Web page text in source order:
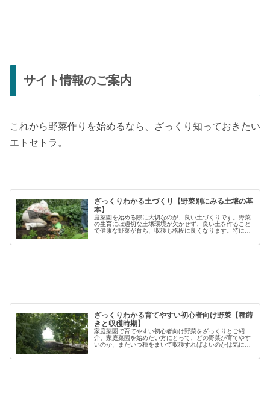
サイト情報のご案内
これから野菜作りを始めるなら、ざっくり知っておきたい
エトセトラ。
ざっくりわかる土づくり【野菜別にみる土壌の基
本】
庭菜園を始める際に大切なのが、良い土づくりです。野菜
の生育には適切な土壌環境が欠かせず、良い土を作ること
で健康な野菜が育ち、収穫も格段に良くなります。特に初
家庭菜園で失敗しないコツと言える...
ざっくりわかる育てやすい初心者向け野菜【種蒔
きと収穫時期】
家庭菜園で育てやすい初心者向け野菜をざっくりとご紹
介。家庭菜園を始めたい方にとって、どの野菜が育てやす
いのか、またいつ種をまいて収穫すればよいのかは気にな
類でも「早生」「中生」「晩生」など...